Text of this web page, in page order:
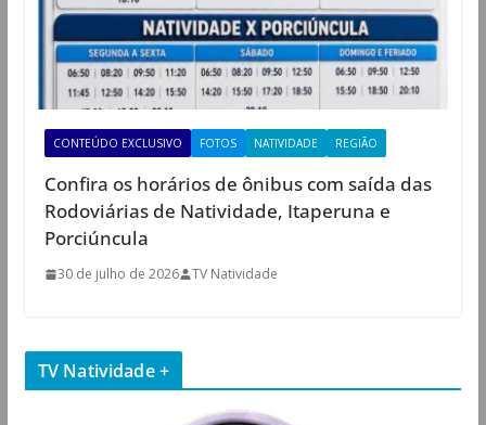
CONTEÚDO EXCLUSIVO FOTOS NATIVIDADE REGIÃO
Confira os horários de ônibus com saída das
Rodoviárias de Natividade, Itaperuna e
Porciúncula
30 de julho de 2026 TV Natividade
TV Natividade +